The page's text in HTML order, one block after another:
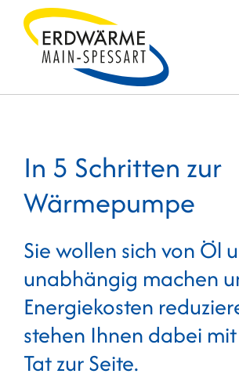
Inhalt
springen
Firmenprofil
Erdwärme
Services
Referenzen
Jobs
Kontakt
In 5 Schritten zur
Wärmepumpe
Sie wollen sich von Öl
unabhängig machen
Energiekosten
stehen Ihnen dabei
Tat zur Seite.